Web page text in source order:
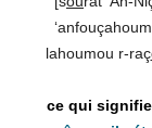
‘anfouçahoum
lahoumou r-raç